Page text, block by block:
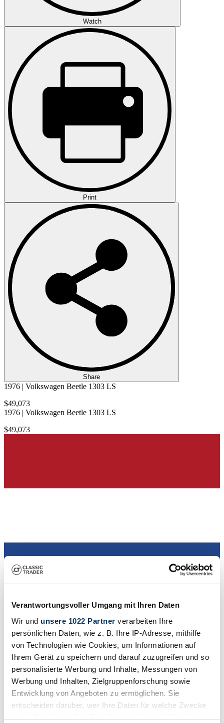
Verantwortungsvoller Umgang mit Ihren Daten
Wir und unsere 1022 Partner verarbeiten Ihre
persönlichen Daten, wie z. B. Ihre IP-Adresse, mithilfe
von Technologien wie Cookies, um Informationen auf
Ihrem Gerät zu speichern und darauf zuzugreifen und so
personalisierte Werbung und Inhalte, Messungen von
Werbung und Inhalten, Zielgruppenforschung sowie
Entwicklung von Angeboten zu ermöglichen. Sie
entscheiden darüber, wer Ihre Daten für welche Zwecke
nutzt. Sie können Ihre Einwilligung jederzeit über die
Watch
Print
Share
1976 | Volkswagen Beetle 1303 LS
$49,073
1976 | Volkswagen Beetle 1303 LS
$49,073
Dealer